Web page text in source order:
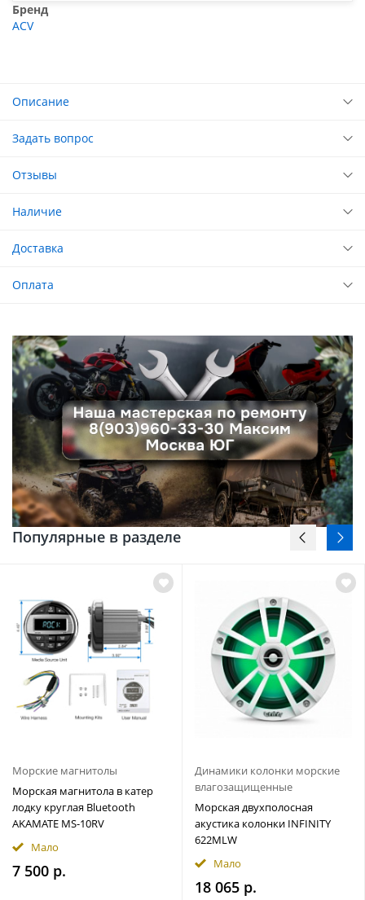
Бренд
ACV
Описание
Задать вопрос
Отзывы
Наличие
Доставка
Оплата
Популярные в разделе
Морские магнитолы
Морская магнитола в катер
лодку круглая Bluetooth
AKAMATE MS-10RV
Мало
7 500 р.
Динамики колонки морские
влагозащищенные
Морская двухполосная
акустика колонки INFINITY
622MLW
Мало
18 065 р.